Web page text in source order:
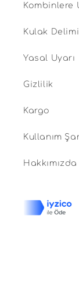
Kombinlere
Kulak
Yasal Uyarı
Gizlilik
Kargo
Kullanım
Hakkımızda